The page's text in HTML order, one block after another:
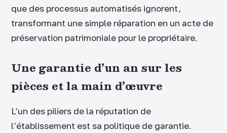
que des processus automatisés ignorent,
transformant une simple réparation en un acte de
préservation patrimoniale pour le propriétaire.
Une garantie d’un an sur les
pièces et la main d’œuvre
L’un des piliers de la réputation de
l’établissement est sa politique de garantie.